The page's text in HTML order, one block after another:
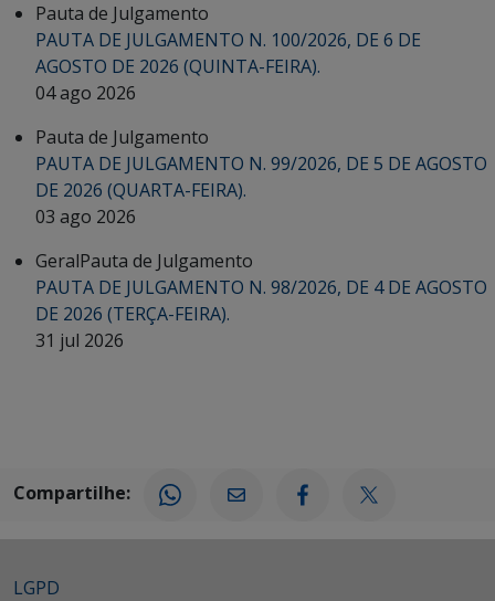
Pauta de Julgamento
PAUTA DE JULGAMENTO N. 100/2026, DE 6 DE
AGOSTO DE 2026 (QUINTA-FEIRA).
04 ago 2026
Pauta de Julgamento
PAUTA DE JULGAMENTO N. 99/2026, DE 5 DE AGOSTO
DE 2026 (QUARTA-FEIRA).
03 ago 2026
GeralPauta de Julgamento
PAUTA DE JULGAMENTO N. 98/2026, DE 4 DE AGOSTO
DE 2026 (TERÇA-FEIRA).
31 jul 2026
Compartilhe:
LGPD